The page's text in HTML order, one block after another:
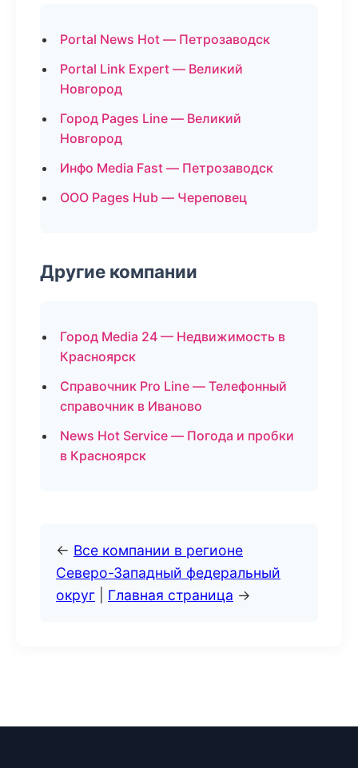
Portal News Hot — Петрозаводск
Portal Link Expert — Великий
Новгород
Город Pages Line — Великий
Новгород
Инфо Media Fast — Петрозаводск
ООО Pages Hub — Череповец
Другие компании
Город Media 24 — Недвижимость в
Красноярск
Справочник Pro Line — Телефонный
справочник в Иваново
News Hot Service — Погода и пробки
в Красноярск
← Все компании в регионе
Северо-Западный федеральный
округ
Главная страница →